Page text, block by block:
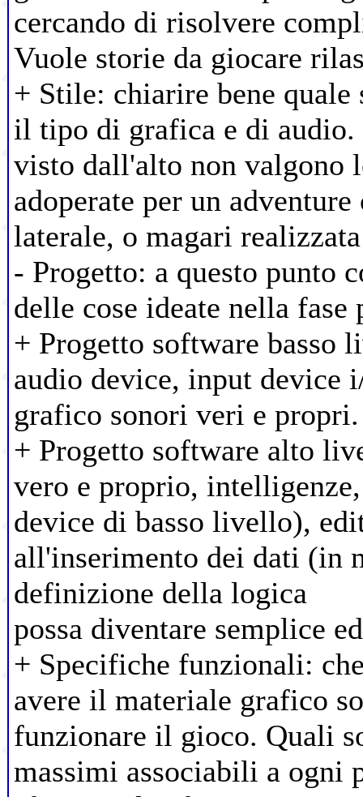
cercando di risolvere
Vuole storie da giocare
+ Stile: chiarire bene
il tipo di grafica e di audio.
visto dall'alto non valgono
adoperate per un
laterale, o magari
- Progetto: a questo punto
delle cose ideate nella fase
+ Progetto software basso
audio device, input device
grafico sonori veri e propri.
+ Progetto software alto
vero e proprio,
device di basso livello),
all'inserimento dei dati (in
definizione della logica
possa diventare semplice
+ Specifiche funzionali:
avere il materiale grafico
funzionare il gioco. Quali
massimi associabili a ogni